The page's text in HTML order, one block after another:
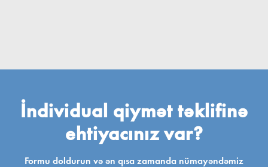
İndividual qiymət təklifinə
ehtiyacınız var?
Formu doldurun və ən qısa zamanda nümayəndəmiz